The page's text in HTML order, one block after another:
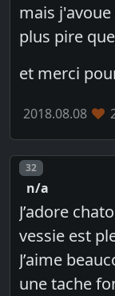
mais
plus pire
et merci
2018.08.08
Post number
32
n/a
J’adore
vessie est
J’aime
une tache